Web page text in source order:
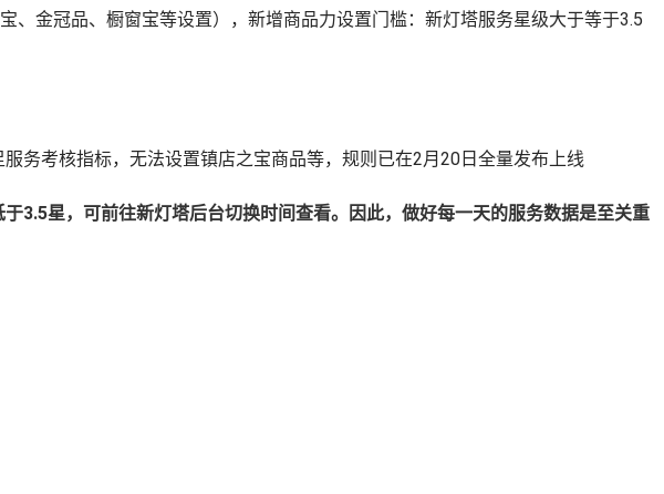
金冠品、橱窗宝等设置），新增商品力设置门槛：新灯塔服务星级大于等于3.5
务考核指标，无法设置镇店之宝商品等，规则已在2月20日全量发布上线
3.5星，可前往新灯塔后台切换时间查看。因此，做好每一天的服务数据是至关重